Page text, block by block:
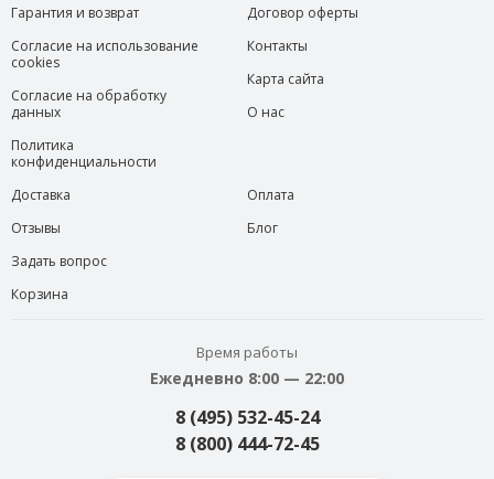
Гарантия и возврат
Согласие на использование
cookies
Согласие на обработку
данных
Политика
конфиденциальности
Договор оферты
Контакты
Карта сайта
О нас
Доставка
Отзывы
Задать вопрос
Корзина
Оплата
Блог
Время работы
Ежедневно 8:00 — 22:00
8 (495) 532-45-24
8 (800) 444-72-45